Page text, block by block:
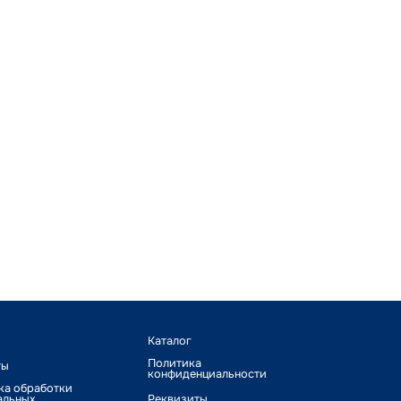
обработки
Каталог
Политика
конфиденциальности